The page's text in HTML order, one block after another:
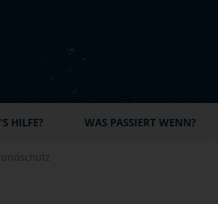
HILFE? WAS PASSIERT WENN?